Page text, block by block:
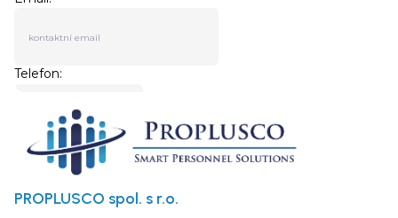
PROPLUSCO spol. s r.o.